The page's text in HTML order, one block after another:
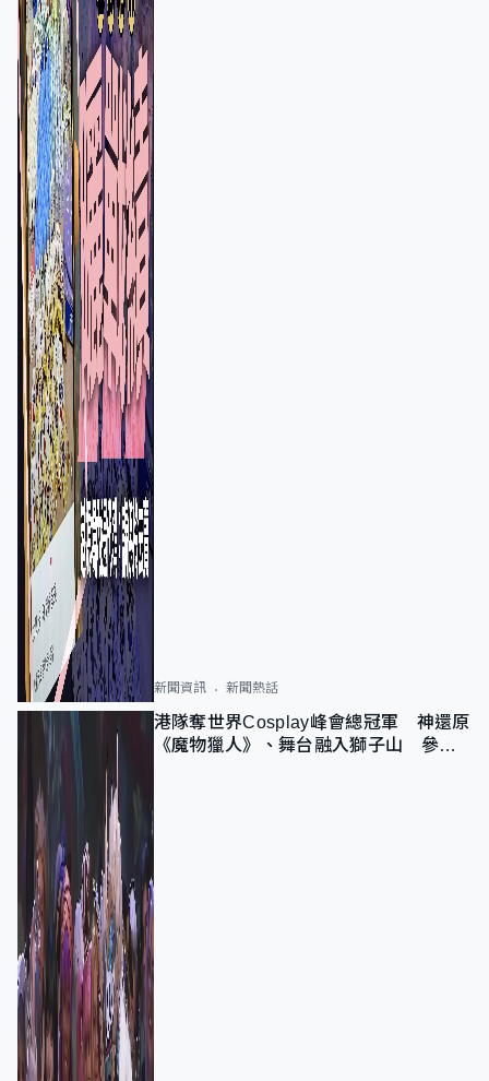
新聞資訊 新聞熱話
港隊奪世界Cosplay峰會總冠軍 神還原
《魔物獵人》、舞台融入獅子山 參賽